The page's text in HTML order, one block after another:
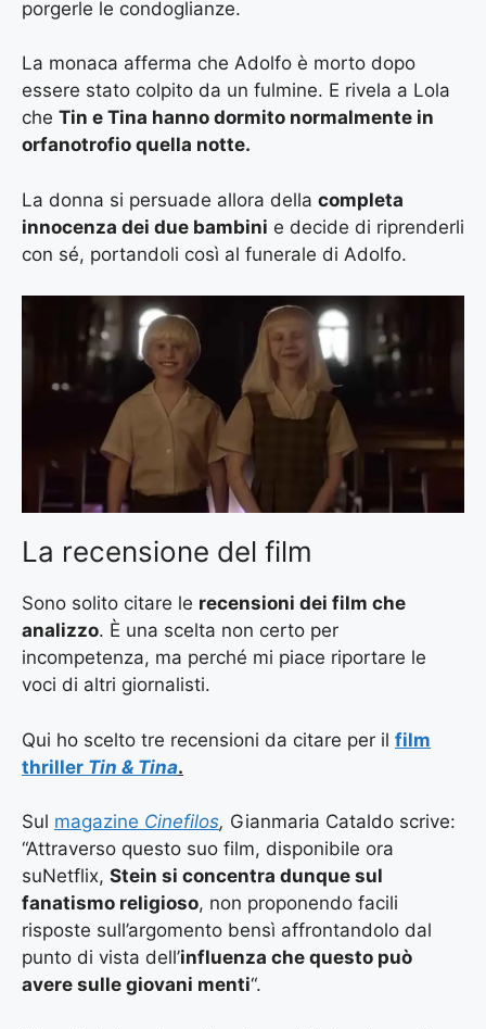
porgerle le condoglianze.
La monaca afferma che Adolfo è morto dopo
essere stato colpito da un fulmine. E rivela a Lola
che Tin e Tina hanno dormito normalmente in
orfanotrofio quella notte.
La donna si persuade allora della completa
innocenza dei due bambini e decide di riprenderli
con sé, portandoli così al funerale di Adolfo.
La recensione del film
Sono solito citare le recensioni dei film che
analizzo. È una scelta non certo per
incompetenza, ma perché mi piace riportare le
voci di altri giornalisti.
Qui ho scelto tre recensioni da citare per il film
thriller Tin & Tina.
Sul magazine Cinefilos, Gianmaria Cataldo scrive:
“Attraverso questo suo film, disponibile ora
suNetflix, Stein si concentra dunque sul
fanatismo religioso, non proponendo facili
risposte sull’argomento bensì affrontandolo dal
punto di vista dell’influenza che questo può
avere sulle giovani menti“.